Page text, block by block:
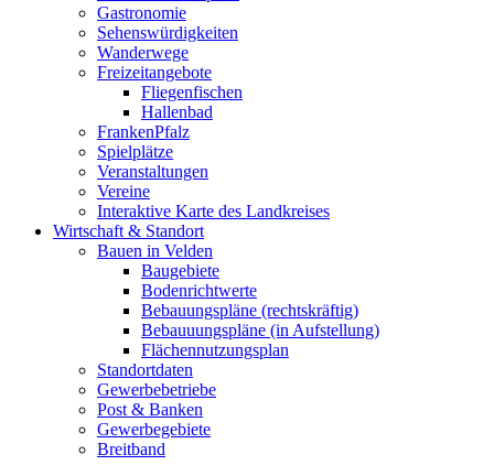
Gastronomie
Sehenswürdigkeiten
Wanderwege
Freizeitangebote
Fliegenfischen
Hallenbad
FrankenPfalz
Spielplätze
Veranstaltungen
Vereine
Interaktive Karte des Landkreises
Wirtschaft & Standort
Bauen in Velden
Baugebiete
Bodenrichtwerte
Bebauungspläne (rechtskräftig)
Bebauuungspläne (in Aufstellung)
Flächennutzungsplan
Standortdaten
Gewerbebetriebe
Post & Banken
Gewerbegebiete
Breitband